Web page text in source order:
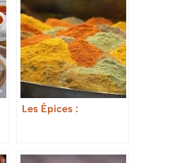
Les Épices :